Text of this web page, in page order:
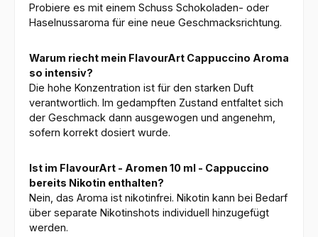
Probiere es mit einem Schuss Schokoladen- oder
Haselnussaroma für eine neue Geschmacksrichtung.
Warum riecht mein FlavourArt Cappuccino Aroma
so intensiv?
Die hohe Konzentration ist für den starken Duft
verantwortlich. Im gedampften Zustand entfaltet sich
der Geschmack dann ausgewogen und angenehm,
sofern korrekt dosiert wurde.
Ist im FlavourArt - Aromen 10 ml - Cappuccino
bereits Nikotin enthalten?
Nein, das Aroma ist nikotinfrei. Nikotin kann bei Bedarf
über separate Nikotinshots individuell hinzugefügt
werden.